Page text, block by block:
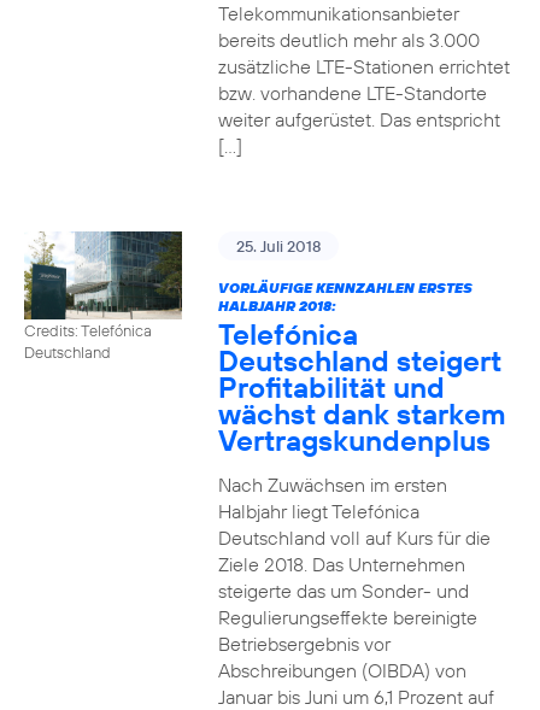
Telekommunikationsanbieter
bereits deutlich mehr als 3.000
zusätzliche LTE-Stationen errichtet
bzw. vorhandene LTE-Standorte
weiter aufgerüstet. Das entspricht
[…]
Credits: Telefónica
Deutschland
25. Juli 2018
VORLÄUFIGE KENNZAHLEN ERSTES
HALBJAHR 2018:
Telefónica
Deutschland steigert
Profitabilität und
wächst dank starkem
Vertragskundenplus
Nach Zuwächsen im ersten
Halbjahr liegt Telefónica
Deutschland voll auf Kurs für die
Ziele 2018. Das Unternehmen
steigerte das um Sonder- und
Regulierungseffekte bereinigte
Betriebsergebnis vor
Abschreibungen (OIBDA) von
Januar bis Juni um 6,1 Prozent auf